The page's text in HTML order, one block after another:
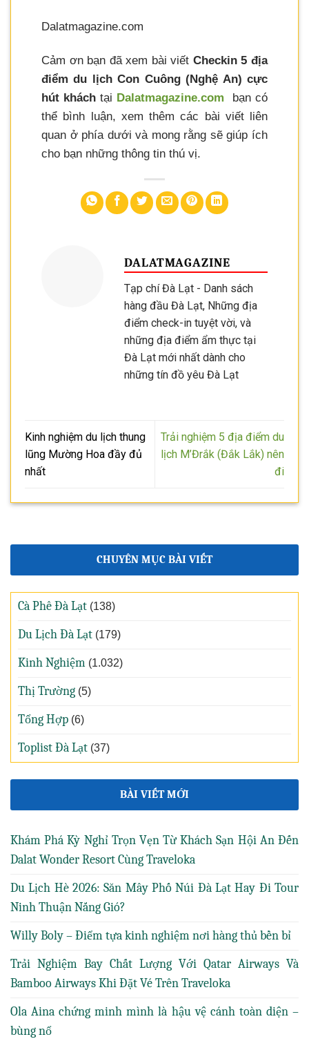
Dalatmagazine.com
Cảm ơn bạn đã xem bài viết Checkin 5 địa
điểm du lịch Con Cuông (Nghệ An) cực
hút khách tại Dalatmagazine.com
bạn có
thể bình luận, xem thêm các bài viết liên
quan ở phía dưới và mong rằng sẽ giúp ích
cho bạn những thông tin thú vị.
DALATMAGAZINE
Tạp chí Đà Lạt - Danh sách
hàng đầu Đà Lạt, Những địa
điểm check-in tuyệt vời, và
những địa điểm ẩm thực tại
Đà Lạt mới nhất dành cho
những tín đồ yêu Đà Lạt
Kinh nghiệm du lịch thung
lũng Mường Hoa đầy đủ
nhất
Trải nghiệm 5 địa điểm du
lịch M’Đrắk (Đắk Lắk) nên
đi
CHUYÊN MỤC BÀI VIẾT
Cà Phê Đà Lạt (138)
Du Lịch Đà Lạt (179)
Kinh Nghiệm (1.032)
Thị Trường (5)
Tổng Hợp (6)
Toplist Đà Lạt (37)
BÀI VIẾT MỚI
Khám Phá Kỳ Nghỉ Trọn Vẹn Từ Khách Sạn Hội An Đến
Dalat Wonder Resort Cùng Traveloka
Du Lịch Hè 2026: Săn Mây Phố Núi Đà Lạt Hay Đi Tour
Ninh Thuận Nắng Gió?
Willy Boly – Điểm tựa kinh nghiệm nơi hàng thủ bền bỉ
Trải Nghiệm Bay Chất Lượng Với Qatar Airways Và
Bamboo Airways Khi Đặt Vé Trên Traveloka
Ola Aina chứng minh mình là hậu vệ cánh toàn diện –
bùng nổ